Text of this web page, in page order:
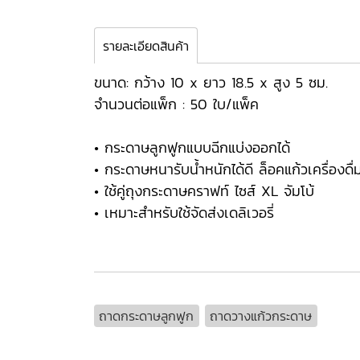
รายละเอียดสินค้า
ขนาด: กว้าง 10 x ยาว 18.5 x สูง 5 ซม.
จำนวนต่อแพ็ก : 50 ใบ/แพ็ค
• กระดาษลูกฟูกแบบฉีกแบ่งออกได้
• กระดาษหนารับน้ำหนักได้ดี ล็อคแก้วเครื่องดื่
• ใช้คู่ถุงกระดาษคราฟท์ ไซส์ XL จัมโบ้
• เหมาะสำหรับใช้จัดส่งเดลิเวอรี่
ถาดกระดาษลูกฟูก ถาดวางแก้วกระดาษ